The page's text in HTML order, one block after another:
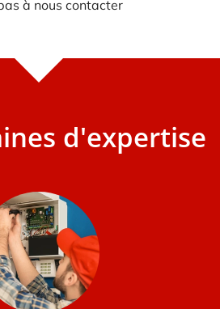
à nous contacter
d'expertise